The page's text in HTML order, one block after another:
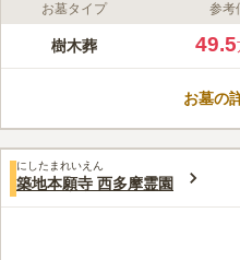
ライフドット編集部のコメント
丸ノ内線「四谷三丁目駅
樹木葬です。 お墓を管理
て、33回忌は「弔い上げ
も消えて完全に仏様にな
ぎた後は、合祀（ごうし
口コミ評価
この霊園はまだ誰からも評価されて
お墓タイプ 参考
樹木葬 49.5
お墓の
にしたまれいえん
築地本願寺 西多摩霊園